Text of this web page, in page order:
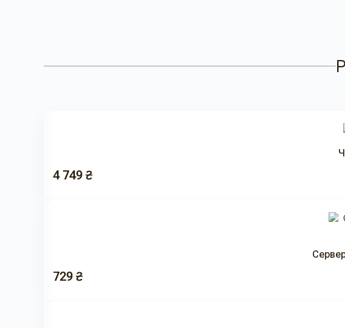
4 749 ₴
729 ₴